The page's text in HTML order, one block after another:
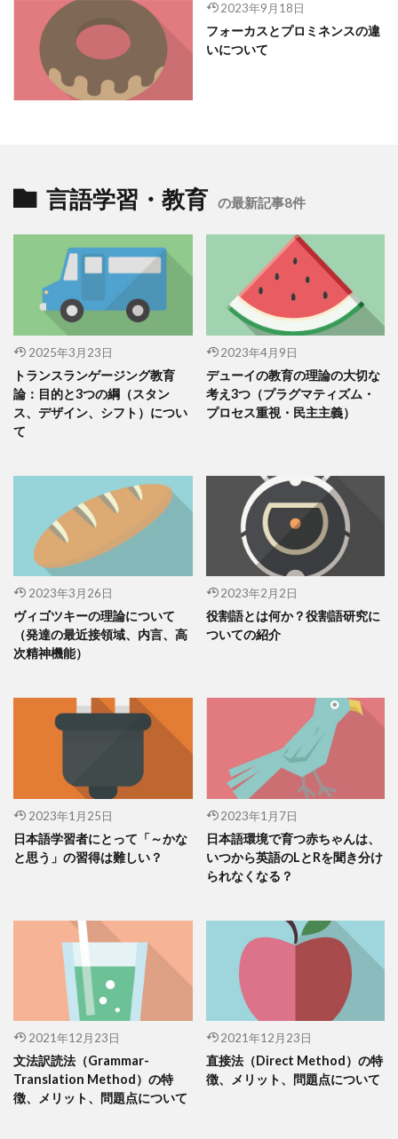
2023年9月18日
フォーカスとプロミネンスの違
いについて
言語学習・教育 の最新記事8件
2025年3月23日
トランスランゲージング教育
論：目的と3つの綱（スタン
ス、デザイン、シフト）につい
て
2023年4月9日
デューイの教育の理論の大切な
考え3つ（プラグマティズム・
プロセス重視・民主主義）
2023年3月26日
ヴィゴツキーの理論について
（発達の最近接領域、内言、高
次精神機能）
2023年2月2日
役割語とは何か？役割語研究に
ついての紹介
2023年1月25日
日本語学習者にとって「～かな
と思う」の習得は難しい？
2023年1月7日
日本語環境で育つ赤ちゃんは、
いつから英語のLとRを聞き分け
られなくなる？
2021年12月23日
文法訳読法（Grammar-
Translation Method）の特
徴、メリット、問題点について
2021年12月23日
直接法（Direct Method）の特
徴、メリット、問題点について